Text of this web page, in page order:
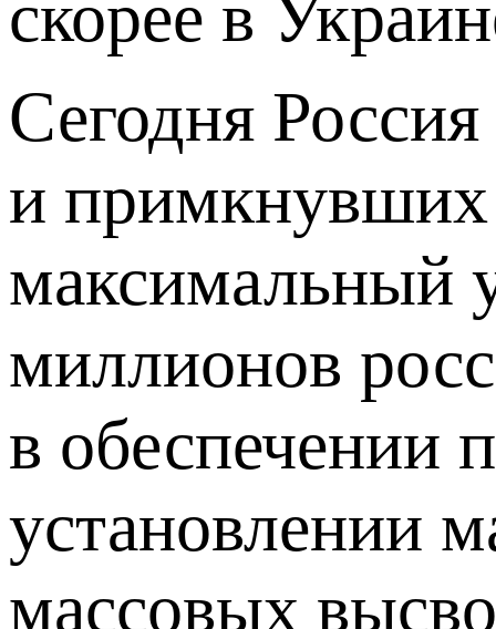
скорее в
Сегодня
и примкнувших
максимальный
миллионов
в обеспечении
установлении
массовых